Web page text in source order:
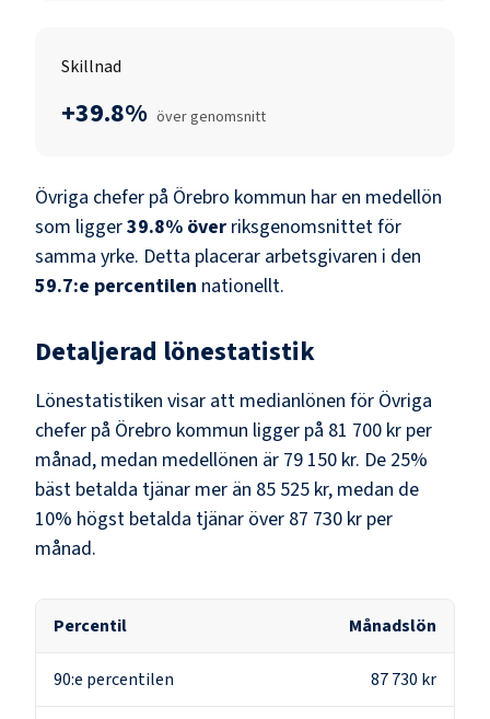
Skillnad
+39.8% över genomsnitt
Övriga chefer på Örebro kommun har en medellön
som ligger39.8% över riksgenomsnittet för
samma yrke. Detta placerar arbetsgivaren i den
59.7:e percentilen nationellt.
Detaljerad lönestatistik
Lönestatistiken visar att medianlönen för Övriga
chefer på Örebro kommun ligger på 81 700 kr per
månad, medan medellönen är 79 150 kr. De 25%
bäst betalda tjänar mer än 85 525 kr, medan de
10% högst betalda tjänar över 87 730 kr per
månad.
Percentil Månadslön
90:e percentilen 87 730 kr